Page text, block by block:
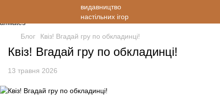
Блог Квіз! Вгадай гру по обкладинці!
Квіз! Вгадай гру по обкладинці!
13 травня 2026